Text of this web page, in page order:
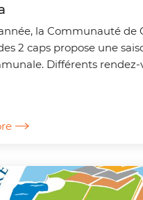
la Communauté de
2 caps propose une
Différents